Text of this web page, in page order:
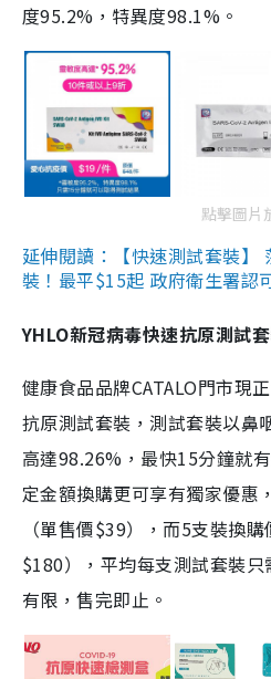
度95.2%，特異度98.1%。
點擊圖片
延伸閱讀：【快速測試套裝】
裝！最平$15起 政府衛生署認
YHLO新冠病毒快速抗原測試
健康食品品牌CATALO門市現
抗原測試套裝，測試套裝以鼻
高達98.26%，最快15分鐘就
定金額換購更可享有獨家優惠
（單售價$39），而5支裝換
$180），平均每支測試套裝
有限，售完即止。